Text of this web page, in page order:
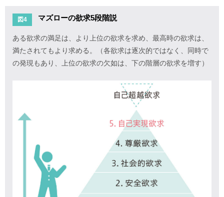
図4 マズローの欲求5段階説
ある欲求の満足は、より上位の欲求を求め、最高時の欲求は、
満たされてもより求める。（各欲求は逐次的ではなく、同時で
の発現もあり、上位の欲求の欠如は、下の階層の欲求を増す）